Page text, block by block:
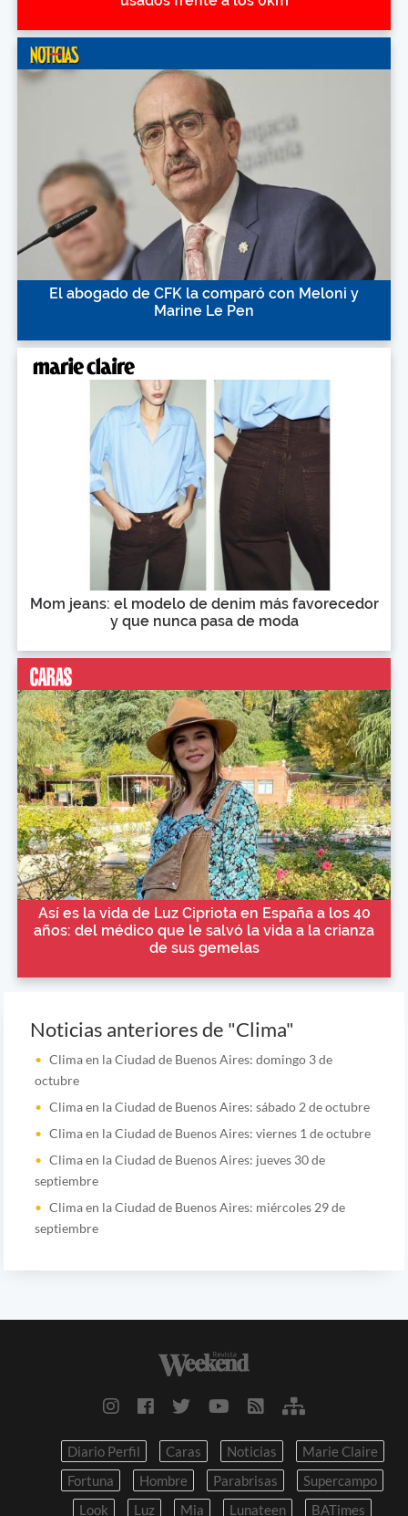
El abogado de CFK la comparó con Meloni y
Marine Le Pen
Mom jeans: el modelo de denim más favorecedor
y que nunca pasa de moda
Así es la vida de Luz Cipriota en España a los 40
años: del médico que le salvó la vida a la crianza
de sus gemelas
Noticias anteriores de "Clima"
Clima en la Ciudad de Buenos Aires: domingo 3 de
octubre
Clima en la Ciudad de Buenos Aires: sábado 2 de octubre
Clima en la Ciudad de Buenos Aires: viernes 1 de octubre
Clima en la Ciudad de Buenos Aires: jueves 30 de
septiembre
Clima en la Ciudad de Buenos Aires: miércoles 29 de
septiembre
Diario Perfil Caras Noticias
Marie Claire
Fortuna
Hombre Parabrisas
Supercampo
Look
Luz Mia Lunateen BATimes